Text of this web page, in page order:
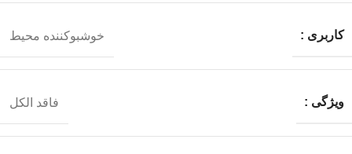
کاربری : خوشبوکننده محیط
ویژگی : فاقد الکل